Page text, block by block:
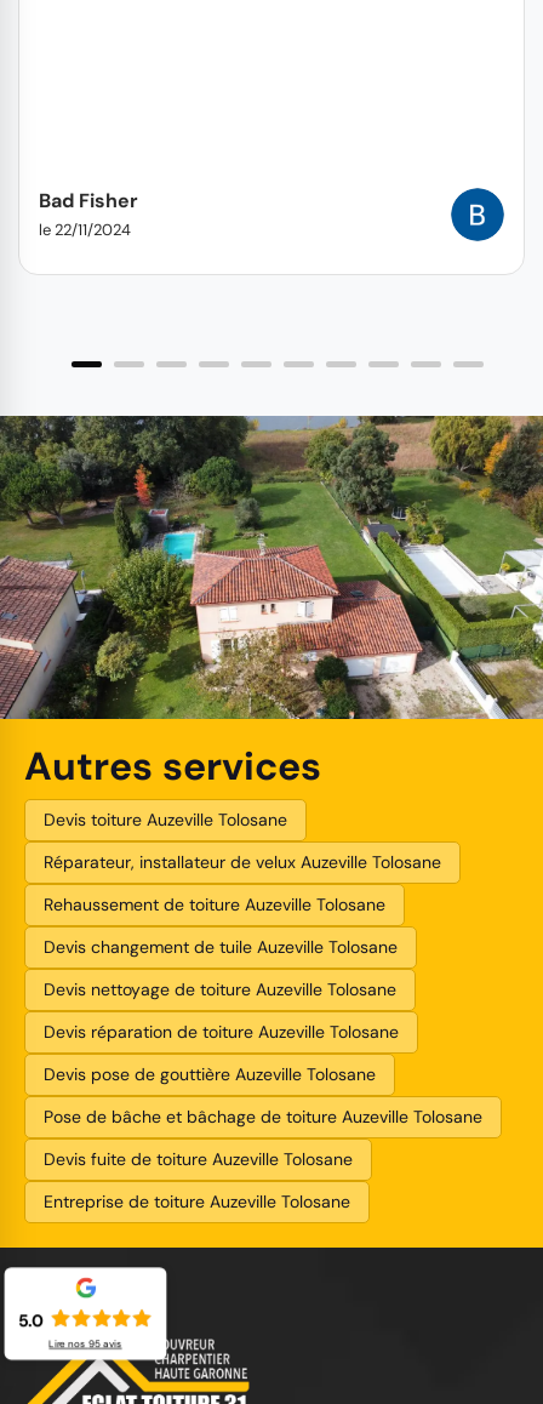
Bad Fisher
le 22/11/2024
Autres services
Devis toiture Auzeville Tolosane
Réparateur, installateur de velux Auzeville Tolosane
Rehaussement de toiture Auzeville Tolosane
Devis changement de tuile Auzeville Tolosane
Devis nettoyage de toiture Auzeville Tolosane
Devis réparation de toiture Auzeville Tolosane
Devis pose de gouttière Auzeville Tolosane
Pose de bâche et bâchage de toiture Auzeville Tolosane
Devis fuite de toiture Auzeville Tolosane
Entreprise de toiture Auzeville Tolosane
5.0
Lire nos 95avis